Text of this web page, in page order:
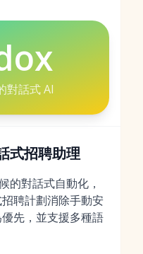
對話式 AI
式招聘助理
的對話式自動化，
聘計劃消除手動安
先，並支援多種語